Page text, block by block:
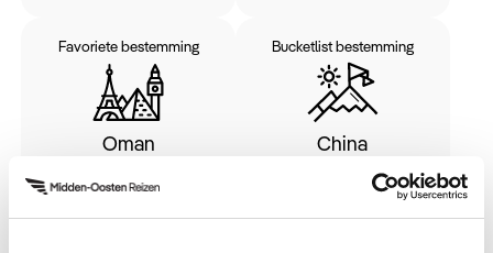
Favoriete bestemming
Oman
Bucketlist bestemming
China